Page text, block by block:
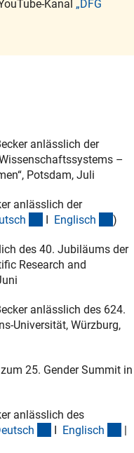
Link) Kanal „DFG
anlässlich der
–
Potsdam, Juli
anlässlich der
h (Download)
I Englisch )
des 40. Jubiläums der
Research and
anlässlich des 624.
Universität, Würzburg,
25. Gender Summit in
Link)
anlässlich des
h (Download)
I Englisch
|